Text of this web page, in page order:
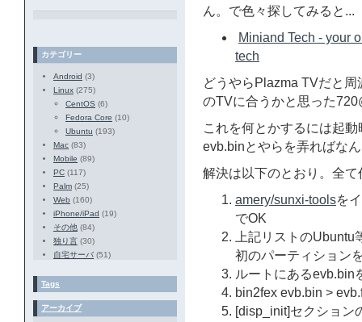
ん。で色々探してみると...
Miniand Tech - your
tech
どうやらPlazma TVだと
のTVに合うかと思った
これを何とかするには起
evb.binとやらを弄ればな
解決は以下のとおり。全
amery/sunxi-toolsを
でOK
上記リストの
初のパーティション
ルートにあるevb.bin
bin2fex evb.bin >
[disp_init]セクション
カテゴリー
Android (3)
Linux (275)
CentOS (6)
Fedora Core (10)
Ubuntu (193)
Mac (83)
Mobile (89)
PC (117)
Palm (25)
Web (160)
iPhone/iPad (19)
その他 (84)
独り言 (30)
自宅サーバ (51)
Tags
アーカイブ